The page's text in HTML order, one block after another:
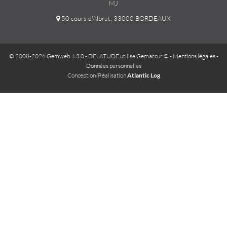
MJ
50 cours d'Albret, 33000 BORDEAUX
© 2008-2026 Gemweb 4.3.0- DELATUDE utiliseGemarcur © - Mentions légales-
Données personnelles
Conception/RéalisationAtlantic Log